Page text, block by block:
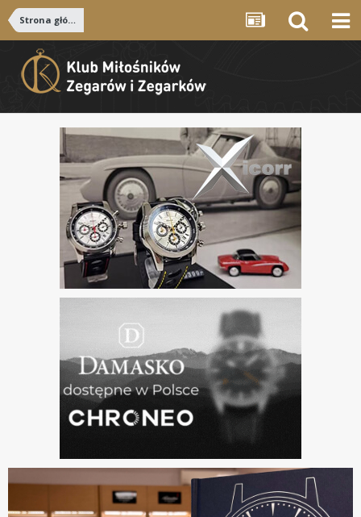
Strona główna